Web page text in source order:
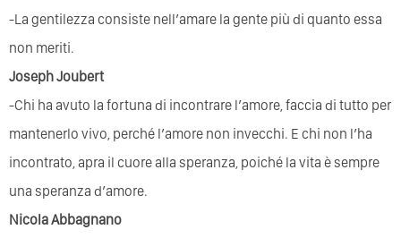
-La gentilezza consiste nell’amare la gente più di quanto essa
non meriti.
Joseph Joubert
-Chi ha avuto la fortuna di incontrare l’amore, faccia di tutto per
mantenerlo vivo, perché l’amore non invecchi. E chi non l’ha
incontrato, apra il cuore alla speranza, poiché la vita è sempre
una speranza d’amore.
Nicola Abbagnano